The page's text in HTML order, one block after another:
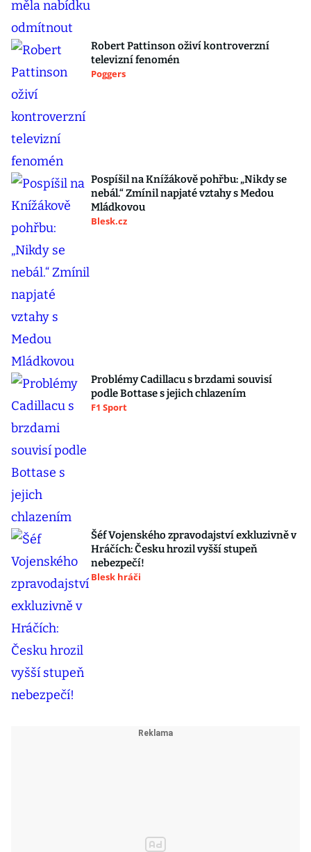
Robert Pattinson oživí kontroverzní
televizní fenomén
Poggers
Pospíšil na Knížákově pohřbu: „Nikdy se
nebál.“ Zmínil napjaté vztahy s Medou
Mládkovou
Blesk.cz
Problémy Cadillacu s brzdami souvisí
podle Bottase s jejich chlazením
F1 Sport
Šéf Vojenského zpravodajství exkluzivně v
Hráčích: Česku hrozil vyšší stupeň
nebezpečí!
Blesk hráči